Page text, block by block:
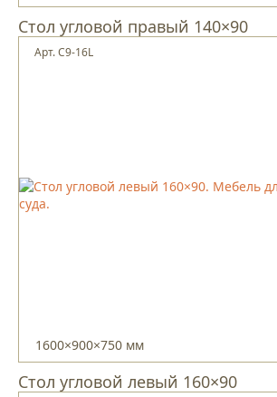
Стол угловой правый 140×90
1600×900×750 мм
Арт. С9-16L
Стол угловой левый 160×90